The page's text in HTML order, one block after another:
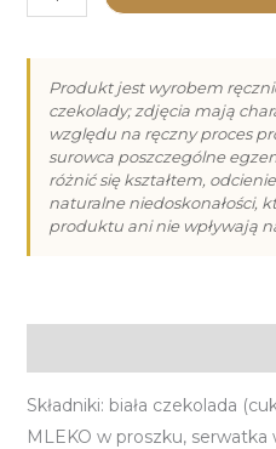
Wielkanocny
białej
czekolady,
pistacjami
80g
Produkt jest wyrobem
czekolady; zdjęcia mają
względu na ręczny proces
surowca poszczególne
różnić się kształtem,
naturalne niedoskonałości,
produktu ani nie wpływają
Składniki: biała czekolada
MLEKO w proszku, serwatka